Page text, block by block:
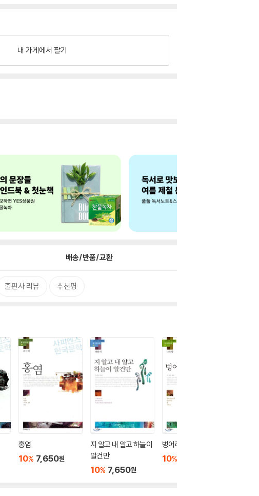
내 가게에서 팔기
배송/반품/교환
출판사 리뷰 추천평
홍염
10% 7,650원
지 알고 내 알고 하늘이
알건만
10% 7,650원
벙어리 삼룡이
10%